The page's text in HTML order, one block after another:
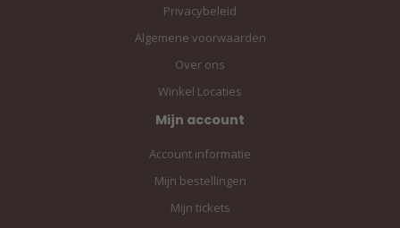
Privacybeleid
Algemene voorwaarden
Over ons
Winkel Locaties
Mijn account
Account informatie
Mijn bestellingen
Mijn tickets